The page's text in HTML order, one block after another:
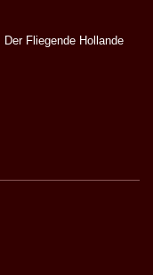
Fliegende Hollande